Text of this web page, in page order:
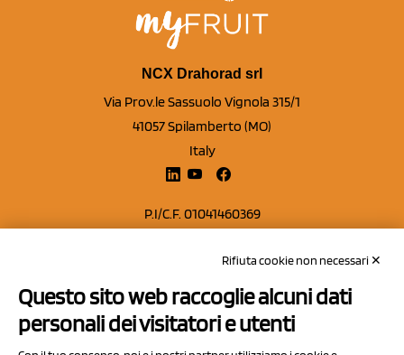
NCX Drahorad srl
Via Prov.le Sassuolo Vignola 315/1
41057 Spilamberto (MO)
Italy
P.I/C.F. 01041460369
Capitale sociale Euro 50.000,00 i.v.
Contatti
Rifiuta cookie non necessari ✕
Questo sito web raccoglie alcuni dati
personali dei visitatori e utenti